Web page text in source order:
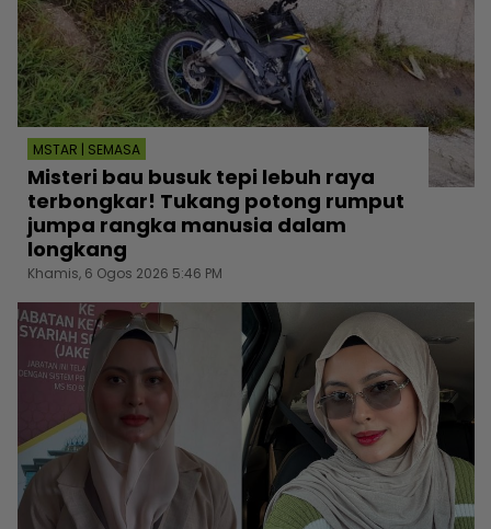
MSTAR | SEMASA
Misteri bau busuk tepi lebuh raya
terbongkar! Tukang potong rumput
jumpa rangka manusia dalam
longkang
Khamis, 6 Ogos 2026 5:46 PM